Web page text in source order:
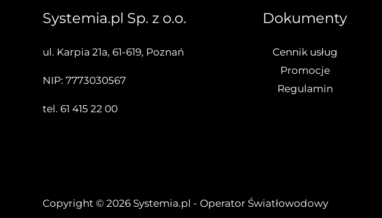
Systemia.pl Sp. z o.o.
ul. Karpia 21a, 61-619, Poznań
NIP: 7773030567
tel. 61 415 22 00
Dokumenty
Cennik usług
Promocje
Regulamin
Copyright © 2026 Systemia.pl - Operator Światłowodowy